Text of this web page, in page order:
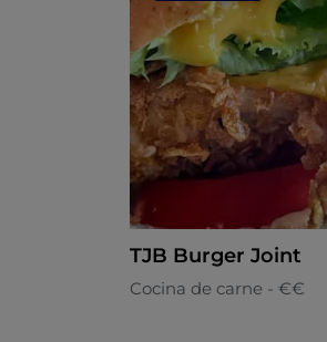
TJB Burger Joint
Cocina de carne - €€